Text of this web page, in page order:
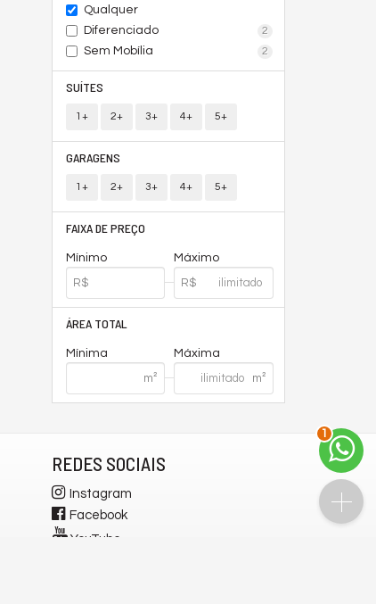
Qualquer
Diferenciado
2
Sem Mobília 2
SUÍTES
1+ 2+ 3+ 4+ 5+
GARAGENS
1+ 2+ 3+ 4+ 5+
FAIXA DE PREÇO
Mínimo Máximo
ÁREA TOTAL
Mínima Máxima
REDES SOCIAIS
Instagram
Facebook
YouTube
1